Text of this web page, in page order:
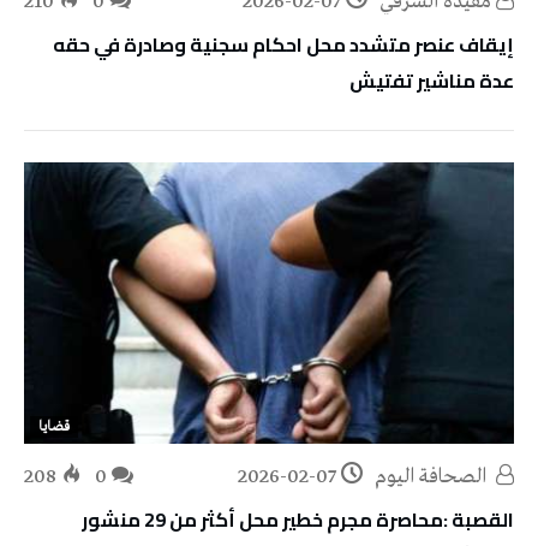
إيقاف عنصر متشدد محل احكام سجنية وصادرة في حقه
عدة مناشير تفتيش
قضايا
2026-02-07
208
القصبة :محاصرة مجرم خطير محل أكثر من 29 منشور